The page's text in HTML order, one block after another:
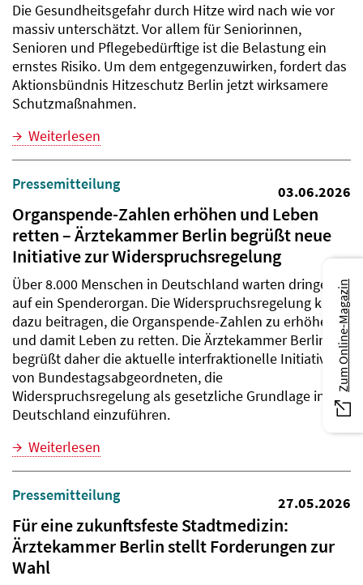
Die Gesundheitsgefahr durch Hitze wird nach wie vor
massiv unterschätzt. Vor allem für Seniorinnen,
Senioren und Pflegebedürftige ist die Belastung ein
ernstes Risiko. Um dem entgegenzuwirken, fordert das
Aktionsbündnis Hitzeschutz Berlin jetzt wirksamere
Schutzmaßnahmen.
Weiterlesen
Pressemitteilung 03.06.2026
Organspende-Zahlen erhöhen und Leben
retten – Ärztekammer Berlin begrüßt neue
Initiative zur Widerspruchsregelung
Über 8.000 Menschen in Deutschland warten dringend
auf ein Spenderorgan. Die Widerspruchsregelung kann
dazu beitragen, die Organspende-Zahlen zu erhöhen
und damit Leben zu retten. Die Ärztekammer Berlin
begrüßt daher die aktuelle interfraktionelle Initiative
von Bundestagsabgeordneten, die
Widerspruchsregelung als gesetzliche Grundlage in
Deutschland einzuführen.
Weiterlesen
Pressemitteilung 27.05.2026
Für eine zukunftsfeste Stadtmedizin:
Ärztekammer Berlin stellt Forderungen zur
Wahl
Zum Online-Magazin